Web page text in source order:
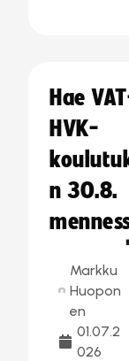
Hae
HVK-
n 30.8.
Markku
Huopon
en
01.07.2
026